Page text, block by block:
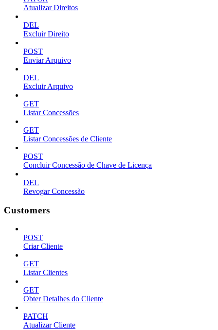
Atualizar Direitos
DEL
Excluir Direito
POST
Enviar Arquivo
DEL
Excluir Arquivo
GET
Listar Concessões
GET
Listar Concessões de Cliente
POST
Concluir Concessão de Chave de Licença
DEL
Revogar Concessão
Customers
POST
Criar Cliente
GET
Listar Clientes
GET
Obter Detalhes do Cliente
PATCH
Atualizar Cliente